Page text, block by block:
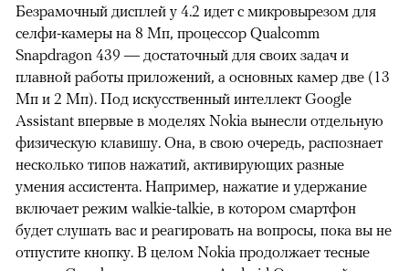
Безрамочный дисплей у 4.2 идет с микровырезом для
селфи-камеры на 8 Мп, процессор Qualcomm
Snapdragon 439 — достаточный для своих задач и
плавной работы приложений, а основных камер две (13
Мп и 2 Мп). Под искусственный интеллект Google
Assistant впервые в моделях Nokia вынесли отдельную
физическую клавишу. Она, в свою очередь, распознает
несколько типов нажатий, активирующих разные
умения ассистента. Например, нажатие и удержание
включает режим walkie-talkie, в котором смартфон
будет слушать вас и реагировать на вопросы, пока вы не
отпустите кнопку. В целом Nokia продолжает тесные